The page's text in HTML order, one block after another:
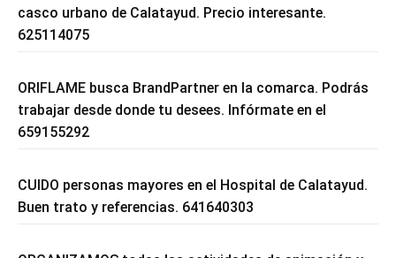
casco urbano de Calatayud. Precio interesante.
625114075
ORIFLAME busca BrandPartner en la comarca. Podrás
trabajar desde donde tu desees. Infórmate en el
659155292
CUIDO personas mayores en el Hospital de Calatayud.
Buen trato y referencias. 641640303